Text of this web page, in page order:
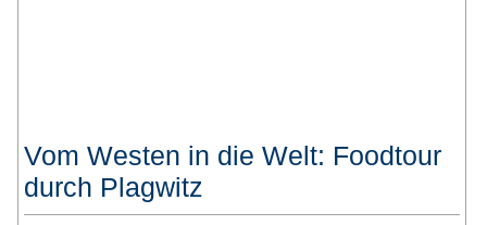
Vom Westen in die Welt: Foodtour
durch Plagwitz